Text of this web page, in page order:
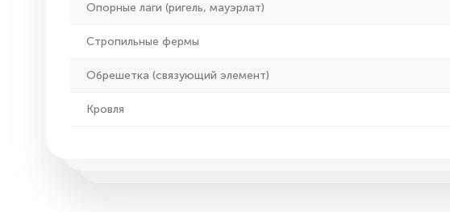
Опорные лаги (ригель, мауэрлат)
Стропильные фермы
Обрешетка (связующий элемент)
Кровля